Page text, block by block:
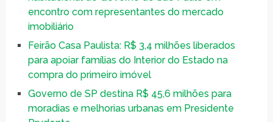
encontro com representantes do mercado
imobiliário
Feirão Casa Paulista: R$ 3,4 milhões liberados
para apoiar famílias do Interior do Estado na
compra do primeiro imóvel
Governo de SP destina R$ 45,6 milhões para
moradias e melhorias urbanas em Presidente